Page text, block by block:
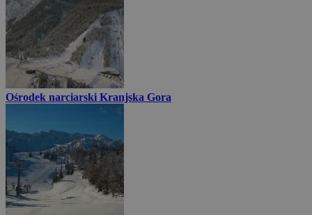
Ośrodek narciarski Kranjska Gora